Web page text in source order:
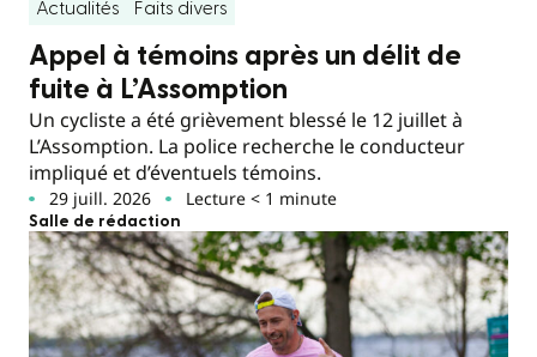
Actualités Faits divers
Appel à témoins après un délit de
fuite à L’Assomption
Un cycliste a été grièvement blessé le 12 juillet à
L’Assomption. La police recherche le conducteur
impliqué et d’éventuels témoins.
29 juill. 2026 Lecture < 1 minute
Salle de rédaction